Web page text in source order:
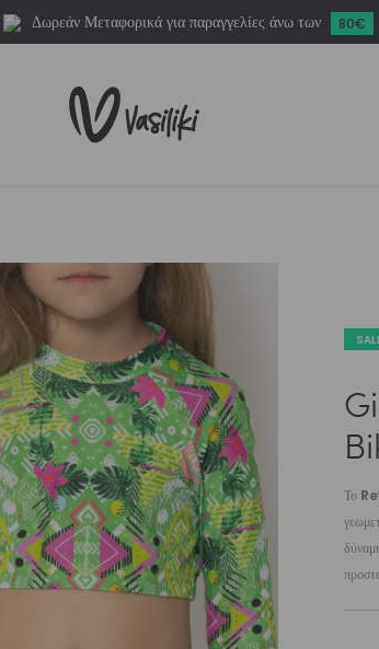
Δωρεάν Μεταφορικά για παραγγελίες άνω των 80€
Το
Bikini